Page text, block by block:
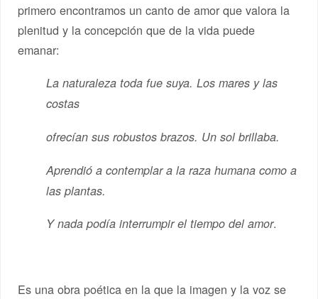
primero encontramos un canto de amor que valora la
plenitud y la concepción que de la vida puede
emanar:
La naturaleza toda fue suya. Los mares y las
costas
ofrecían sus robustos brazos. Un sol brillaba.
Aprendió a contemplar a la raza humana como a
las plantas.
Y nada podía interrumpir el tiempo del amor.
Es una obra poética en la que la imagen y la voz se